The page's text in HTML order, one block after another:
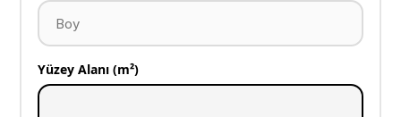
Yüzey Alanı (m²)